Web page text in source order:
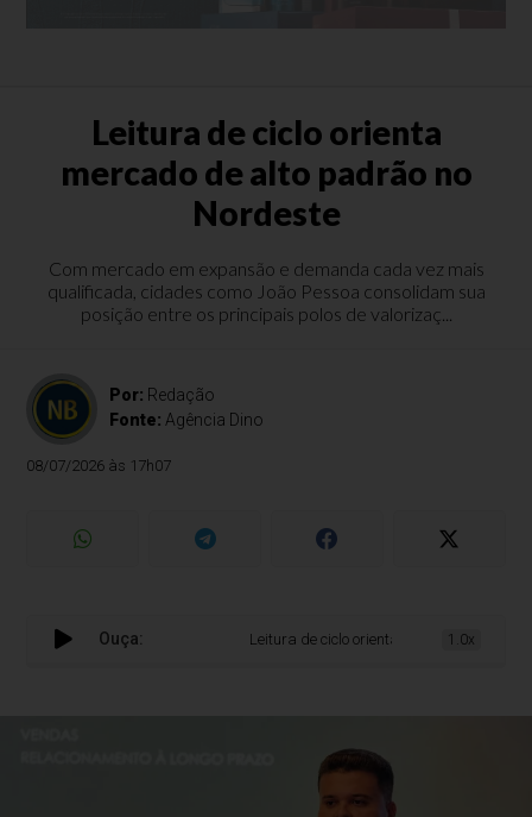
Leitura de ciclo orienta
mercado de alto padrão no
Nordeste
Com mercado em expansão e demanda cada vez mais
qualificada, cidades como João Pessoa consolidam sua
posição entre os principais polos de valorizaç...
Por: Redação
Fonte: Agência Dino
08/07/2026 às 17h07
Ouça: Leitura de ciclo orienta mercado de alto
1.0x